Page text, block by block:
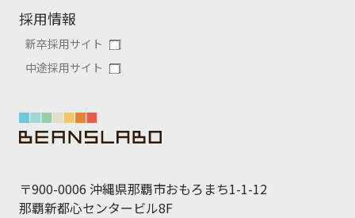
採用情報
新卒採用サイト
中途採用サイト
〒900-0006 沖縄県那覇市おもろまち1-1-12
那覇新都心センタービル8F